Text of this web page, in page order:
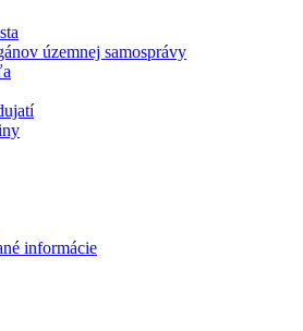
územnej samosprávy
informácie